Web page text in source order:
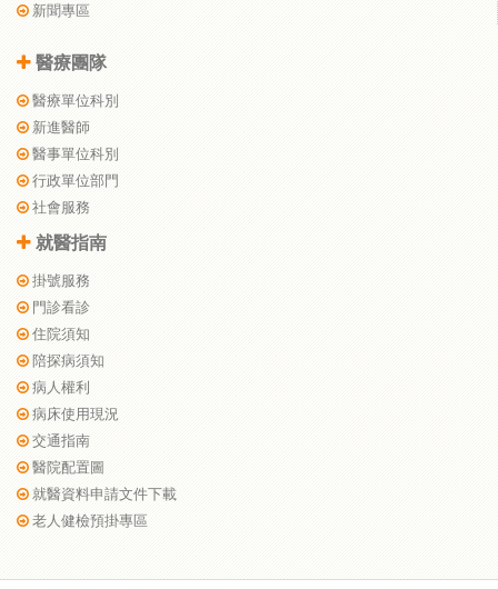
新聞專區
醫療團隊
醫療單位科別
新進醫師
醫事單位科別
行政單位部門
社會服務
就醫指南
掛號服務
門診看診
住院須知
陪探病須知
病人權利
病床使用現況
交通指南
醫院配置圖
就醫資料申請文件下載
老人健檢預掛專區